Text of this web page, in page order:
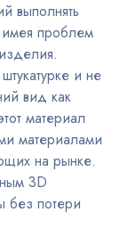
выполнять
имея проблем
и не
вид как
материал
материалами
на рынке.
3D
без потери